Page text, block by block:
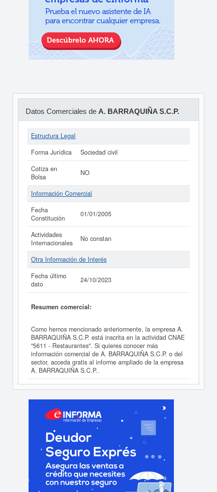
Datos Comerciales de A. BARRAQUIÑA S.C.P.
Estructura Legal
Forma Jurídica
Sociedad civil
Cotiza en
Bolsa
NO
Información Comercial
Fecha
Constitución
01/01/2005
Actividades
Internacionales
No constan
Otra Información de Interés
Fecha último
dato
24/10/2023
Resumen comercial:
Como hemos mencionado anteriormente, la empresa A.
BARRAQUIÑA S.C.P. está inscrita en la actividad CNAE
"5611 - Restaurantes". Si quieres conocer más
información comercial de A. BARRAQUIÑA S.C.P. o del
sector, acceda gratis al informe ampliado de la empresa
A. BARRAQUIÑA S.C.P..